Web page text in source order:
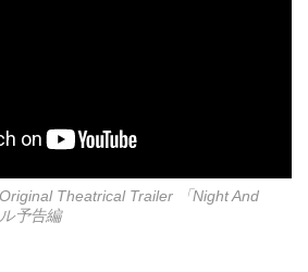
Theatrical Trailer 「Night And
予告編